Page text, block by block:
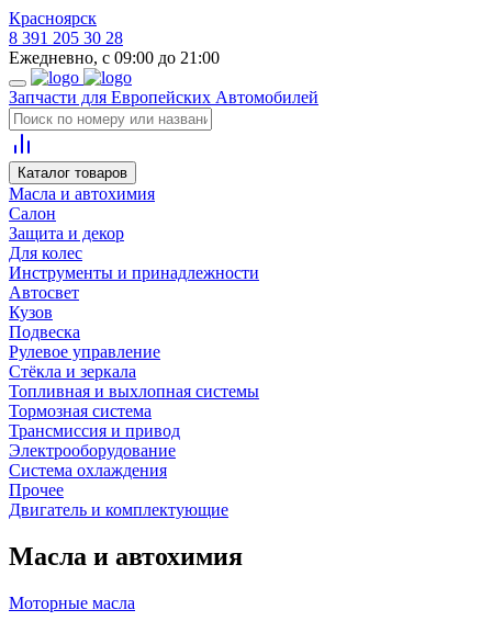
Красноярск
8 391 205 30 28
Ежедневно, с 09:00 до 21:00
Запчасти для Европейских Автомобилей
Каталог товаров
Масла и автохимия
Салон
Защита и декор
Для колес
Инструменты и принадлежности
Автосвет
Кузов
Подвеска
Рулевое управление
Стёкла и зеркала
Топливная и выхлопная системы
Тормозная система
Трансмиссия и привод
Электрооборудование
Система охлаждения
Прочее
Двигатель и комплектующие
Масла и автохимия
Моторные масла